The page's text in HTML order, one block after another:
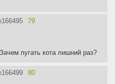
166495 79
пугать кота лишний раз?
166499 80